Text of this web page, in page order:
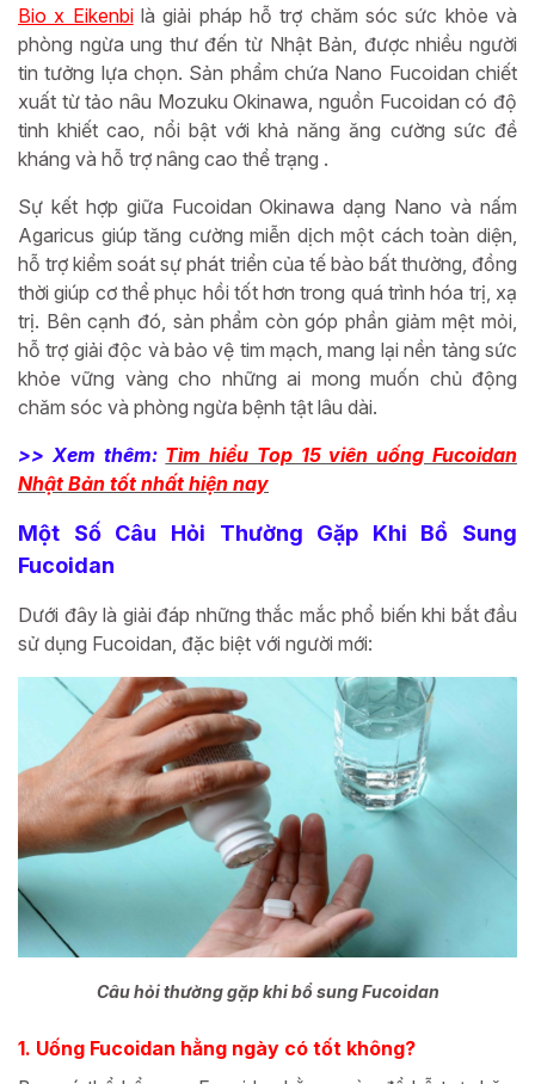
Bio x Eikenbilà giải pháp hỗ trợ chăm sóc sức khỏe và
phòng ngừa ung thư đến từ Nhật Bản, được nhiều người
tin tưởng lựa chọn. Sản phẩm chứa Nano Fucoidan chiết
xuất từ tảo nâu Mozuku Okinawa, nguồn Fucoidan có độ
tinh khiết cao, nổi bật với khả năng ăng cường sức đề
kháng và hỗ trợ nâng cao thể trạng .
Sự kết hợp giữa Fucoidan Okinawa dạng Nano và nấm
Agaricus giúp tăng cường miễn dịch một cách toàn diện,
hỗ trợ kiểm soát sự phát triển của tế bào bất thường, đồng
thời giúp cơ thể phục hồi tốt hơn trong quá trình hóa trị, xạ
trị. Bên cạnh đó, sản phẩm còn góp phần giảm mệt mỏi,
hỗ trợ giải độc và bảo vệ tim mạch, mang lại nền tảng sức
khỏe vững vàng cho những ai mong muốn chủ động
chăm sóc và phòng ngừa bệnh tật lâu dài.
>> Xem thêm: Tìm hiểu Top 15 viên uống Fucoidan
Nhật Bản tốt nhất hiện nay
Một Số Câu Hỏi Thường Gặp Khi Bổ Sung
Fucoidan
Dưới đây là giải đáp những thắc mắc phổ biến khi bắt đầu
sử dụng Fucoidan, đặc biệt với người mới:
Câu hỏi thường gặp khi bổ sung Fucoidan
1. Uống Fucoidan hằng ngày có tốt không?